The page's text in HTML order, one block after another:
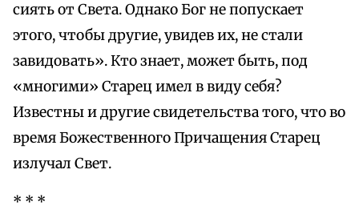
сиять от Света. Однако Бог не попускает
этого, чтобы другие, увидев их, не стали
завидовать». Кто знает, может быть, под
«многими» Старец имел в виду себя?
Известны и другие свидетельства того, что во
время Божественного Причащения Старец
излучал Свет.
* * *